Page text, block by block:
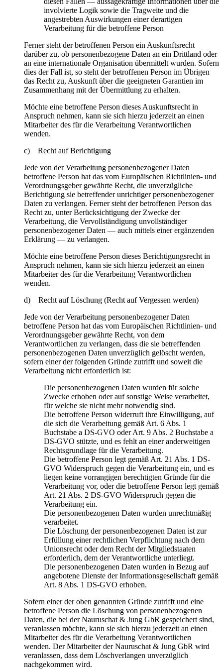
involvierte Logik sowie die Tragweite und die
angestrebten Auswirkungen einer derartigen
Verarbeitung für die betroffene Person
Ferner steht der betroffenen Person ein Auskunftsrecht
darüber zu, ob personenbezogene Daten an ein Drittland oder
an eine internationale Organisation übermittelt wurden. Sofern
dies der Fall ist, so steht der betroffenen Person im Übrigen
das Recht zu, Auskunft über die geeigneten Garantien im
Zusammenhang mit der Übermittlung zu erhalten.
Möchte eine betroffene Person dieses Auskunftsrecht in
Anspruch nehmen, kann sie sich hierzu jederzeit an einen
Mitarbeiter des für die Verarbeitung Verantwortlichen
wenden.
c) Recht auf Berichtigung
Jede von der Verarbeitung personenbezogener Daten
betroffene Person hat das vom Europäischen Richtlinien- und
Verordnungsgeber gewährte Recht, die unverzügliche
Berichtigung sie betreffender unrichtiger personenbezogener
Daten zu verlangen. Ferner steht der betroffenen Person das
Recht zu, unter Berücksichtigung der Zwecke der
Verarbeitung, die Vervollständigung unvollständiger
personenbezogener Daten — auch mittels einer ergänzenden
Erklärung — zu verlangen.
Möchte eine betroffene Person dieses Berichtigungsrecht in
Anspruch nehmen, kann sie sich hierzu jederzeit an einen
Mitarbeiter des für die Verarbeitung Verantwortlichen
wenden.
d) Recht auf Löschung (Recht auf Vergessen werden)
Jede von der Verarbeitung personenbezogener Daten
betroffene Person hat das vom Europäischen Richtlinien- und
Verordnungsgeber gewährte Recht, von dem
Verantwortlichen zu verlangen, dass die sie betreffenden
personenbezogenen Daten unverzüglich gelöscht werden,
sofern einer der folgenden Gründe zutrifft und soweit die
Verarbeitung nicht erforderlich ist:
Die personenbezogenen Daten wurden für solche
Zwecke erhoben oder auf sonstige Weise verarbeitet,
für welche sie nicht mehr notwendig sind.
Die betroffene Person widerruft ihre Einwilligung, auf
die sich die Verarbeitung gemäß Art. 6 Abs. 1
Buchstabe a DS-GVO oder Art. 9 Abs. 2 Buchstabe a
DS-GVO stützte, und es fehlt an einer anderweitigen
Rechtsgrundlage für die Verarbeitung.
Die betroffene Person legt gemäß Art. 21 Abs. 1 DS-
GVO Widerspruch gegen die Verarbeitung ein, und es
liegen keine vorrangigen berechtigten Gründe für die
Verarbeitung vor, oder die betroffene Person legt gemäß
Art. 21 Abs. 2 DS-GVO Widerspruch gegen die
Verarbeitung ein.
Die personenbezogenen Daten wurden unrechtmäßig
verarbeitet.
Die Löschung der personenbezogenen Daten ist zur
Erfüllung einer rechtlichen Verpflichtung nach dem
Unionsrecht oder dem Recht der Mitgliedstaaten
erforderlich, dem der Verantwortliche unterliegt.
Die personenbezogenen Daten wurden in Bezug auf
angebotene Dienste der Informationsgesellschaft gemäß
Art. 8 Abs. 1 DS-GVO erhoben.
Sofern einer der oben genannten Gründe zutrifft und eine
betroffene Person die Löschung von personenbezogenen
Daten, die bei der Nauruschat & Jung GbR gespeichert sind,
veranlassen möchte, kann sie sich hierzu jederzeit an einen
Mitarbeiter des für die Verarbeitung Verantwortlichen
wenden. Der Mitarbeiter der Nauruschat & Jung GbR wird
veranlassen, dass dem Löschverlangen unverzüglich
nachgekommen wird.